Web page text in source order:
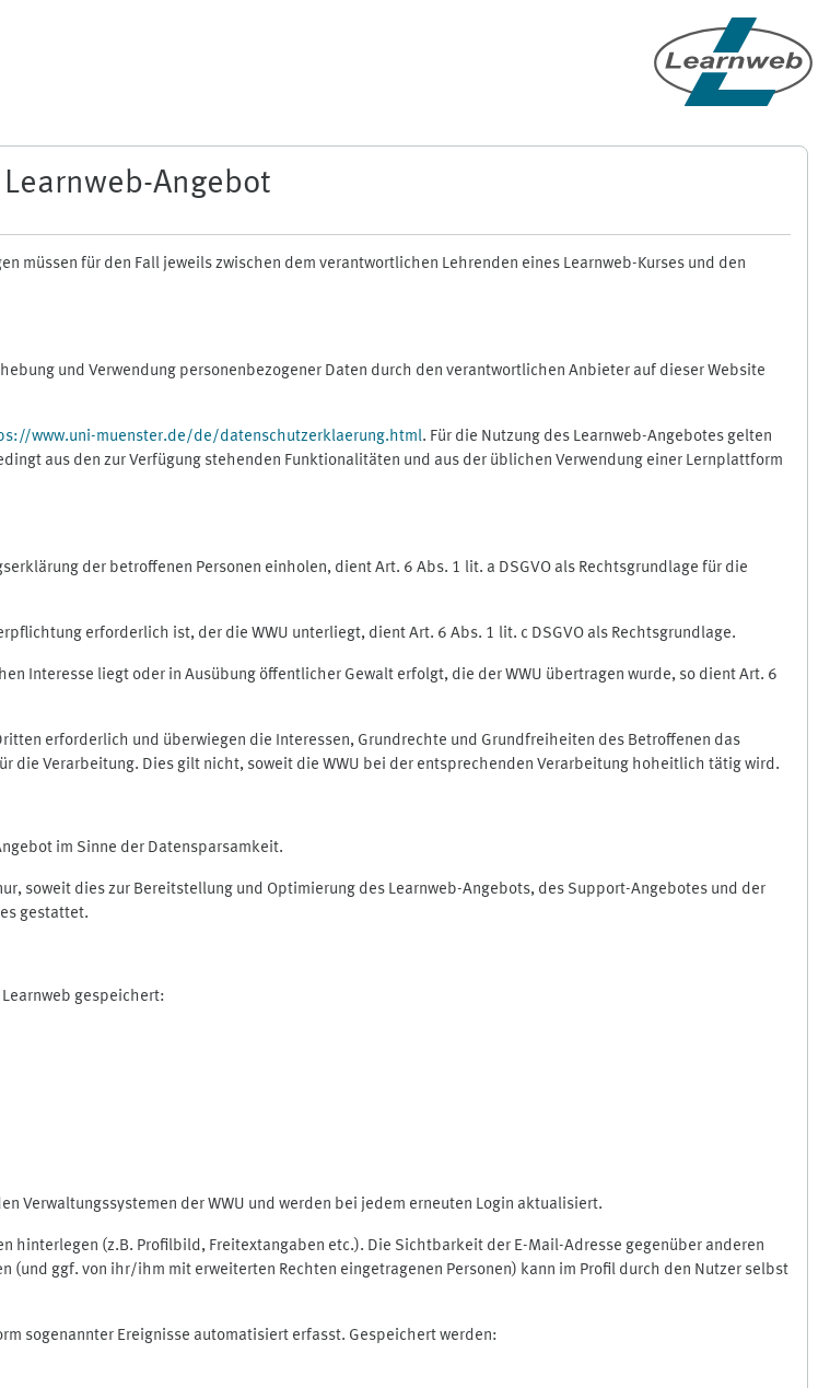
Angebot
müssen für den Fall jeweils zwischen dem verantwortlichen Lehrenden eines Learnweb-Kurses und den
und Verwendung personenbezogener Daten durch den verantwortlichen Anbieter auf dieser Website
www.uni-muenster.de/de/datenschutzerklaerung.html. Für die Nutzung des Learnweb-Angebotes gelten
aus den zur Verfügung stehenden Funktionalitäten und aus der üblichen Verwendung einer Lernplattform
der betroffenen Personen einholen, dient Art. 6 Abs. 1 lit. a DSGVO als Rechtsgrundlage für die
erforderlich ist, der die WWU unterliegt, dient Art. 6 Abs. 1 lit. c DSGVO als Rechtsgrundlage.
Interesse liegt oder in Ausübung öffentlicher Gewalt erfolgt, die der WWU übertragen wurde, so dient Art. 6
erforderlich und überwiegen die Interessen, Grundrechte und Grundfreiheiten des Betroffenen das
die Verarbeitung. Dies gilt nicht, soweit die WWU bei der entsprechenden Verarbeitung hoheitlich tätig wird.
im Sinne der Datensparsamkeit.
soweit dies zur Bereitstellung und Optimierung des Learnweb-Angebots, des Support-Angebotes und der
gestattet.
gespeichert:
Verwaltungssystemen der WWU und werden bei jedem erneuten Login aktualisiert.
hinterlegen (z.B. Profilbild, Freitextangaben etc.). Die Sichtbarkeit der E-Mail-Adresse gegenüber anderen
ggf. von ihr/ihm mit erweiterten Rechten eingetragenen Personen) kann im Profil durch den Nutzer selbst
sogenannter Ereignisse automatisiert erfasst. Gespeichert werden: